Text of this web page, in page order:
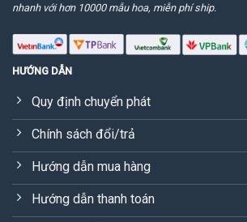
nhanh với hơn 10000 mẫu hoa, miễn phí ship.
HƯỚNG DẪN
Quy định chuyển phát
Chính sách đổi/trả
Hướng dẫn mua hàng
Hướng dẫn thanh toán